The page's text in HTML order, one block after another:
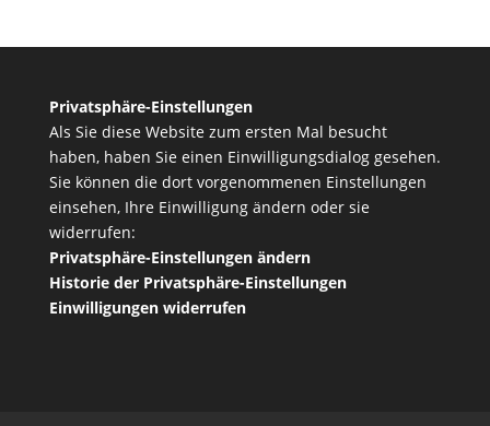
Privatsphäre-Einstellungen
Als Sie diese Website zum ersten Mal besucht
haben, haben Sie einen Einwilligungsdialog gesehen.
Sie können die dort vorgenommenen Einstellungen
einsehen, Ihre Einwilligung ändern oder sie
widerrufen:
Privatsphäre-Einstellungen ändern
Historie der Privatsphäre-Einstellungen
Einwilligungen widerrufen